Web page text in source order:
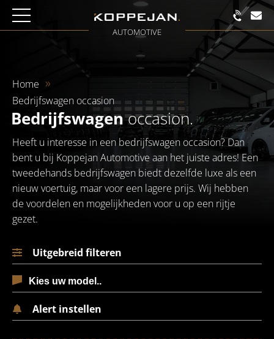
AUTOMOTIVE
Home
Bedrijfswagen occasion
Bedrijfswagenoccasion.
Heeft u interesse in een bedrijfswagen occasion? Dan
bent u bij Koppejan Automotive aan het juiste adres! Een
tweedehands bedrijfswagen biedt dezelfde luxe als een
nieuw voertuig, maar voor een lagere prijs. Wij hebben
de voordelen en mogelijkheden voor u op een rijtje
gezet.
Uitgebreid filteren
Alert instellen